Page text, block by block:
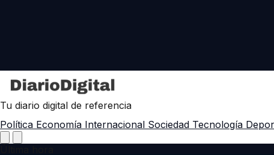
Tu diario digital de referencia
Política Economía Internacional Sociedad Tecnología